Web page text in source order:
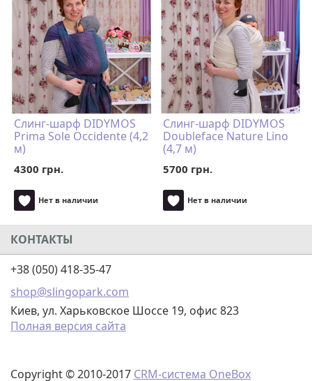
Слинг-шарф DIDYMOS
Prima Sole Occidente (4,2
м)
4300 грн.
Нет в наличии
Слинг-шарф DIDYMOS
Doubleface Nature Lino
(4,7 м)
5700 грн.
Нет в наличии
КОНТАКТЫ
+38 (050) 418-35-47
shop@slingopark.com
Киев, ул. Харьковское Шоссе 19, офис 823
Полная версия сайта
Copyright © 2010-2017 CRM-система OneBox